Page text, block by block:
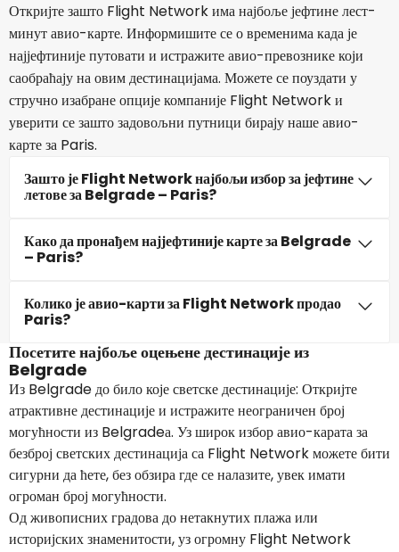
Откријте зашто Flight Network има најбоље јефтине лест-
минут авио-карте. Информишите се о временима када је
најјефтиније путовати и истражите авио-превознике који
саобраћају на овим дестинацијама. Можете се поуздати у
стручно изабране опције компаније Flight Network и
уверити се зашто задовољни путници бирају наше авио-
карте за Paris.
Зашто је Flight Network најбољи избор за јефтине
летове за Belgrade – Paris?
Како да пронађем најјефтиније карте за Belgrade
– Paris?
Колико је авио-карти за Flight Network продао
Paris?
Посетите најбоље оцењене дестинације из
Belgrade
Из Belgrade до било које светске дестинације: Откријте
атрактивне дестинације и истражите неограничен број
могућности из Belgradeа. Уз широк избор авио-карата за
безброј светских дестинација са Flight Network можете бити
сигурни да ћете, без обзира где се налазите, увек имати
огроман број могућности.
Од живописних градова до нетакнутих плажа или
историјских знаменитости, уз огромну Flight Network